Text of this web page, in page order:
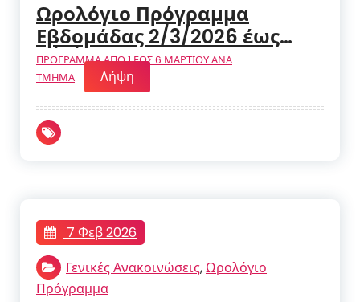
Ωρολόγιο Πρόγραμμα
Εβδομάδας 2/3/2026 έως
6/3/2026
ΠΡΟΓΡΑΜΜΑ ΑΠΟ 1 ΕΩΣ 6 ΜΑΡΤΙΟΥ ΑΝΑ
ΤΜΗΜΑ
Λήψη
7 Φεβ 2026
Γενικές Ανακοινώσεις,Ωρολόγιο
Πρόγραμμα